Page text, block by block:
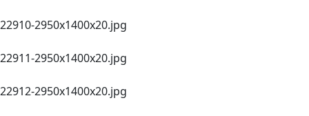
22910-2950х1400x20.jpg
22911-2950х1400x20.jpg
22912-2950х1400x20.jpg